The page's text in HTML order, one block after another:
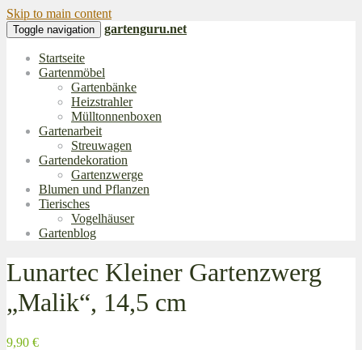
Skip to main content
Toggle navigation gartenguru.net
Startseite
Gartenmöbel
Gartenbänke
Heizstrahler
Mülltonnenboxen
Gartenarbeit
Streuwagen
Gartendekoration
Gartenzwerge
Blumen und Pflanzen
Tierisches
Vogelhäuser
Gartenblog
Lunartec Kleiner Gartenzwerg
„Malik“, 14,5 cm
9,90 €